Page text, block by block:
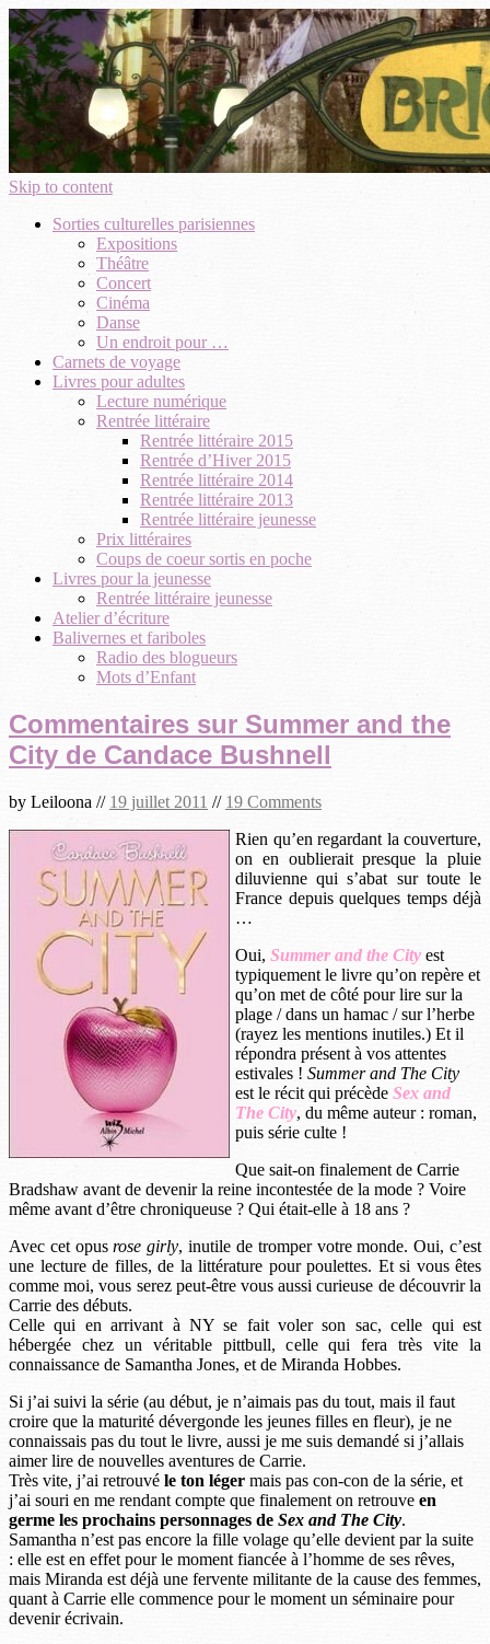
Skip to content
Sorties culturelles parisiennes
Expositions
Théâtre
Concert
Cinéma
Danse
Un endroit pour …
Carnets de voyage
Livres pour adultes
Lecture numérique
Rentrée littéraire
Rentrée littéraire 2015
Rentrée d’Hiver 2015
Rentrée littéraire 2014
Rentrée littéraire 2013
Rentrée littéraire jeunesse
Prix littéraires
Coups de coeur sortis en poche
Livres pour la jeunesse
Rentrée littéraire jeunesse
Atelier d’écriture
Balivernes et fariboles
Radio des blogueurs
Mots d’Enfant
Commentaires sur Summer and the
City de Candace Bushnell
by Leiloona // 19 juillet 2011 // 19 Comments
Rien qu’en regardant la couverture,
on en oublierait presque la pluie
diluvienne qui s’abat sur toute le
France depuis quelques temps déjà
…
Oui, Summer and the City est
typiquement le livre qu’on repère et
qu’on met de côté pour lire sur la
plage / dans un hamac / sur l’herbe
(rayez les mentions inutiles.) Et il
répondra présent à vos attentes
estivales ! Summer and The City
est le récit qui précède Sex and
The City, du même auteur : roman,
puis série culte !
Que sait-on finalement de Carrie
Bradshaw avant de devenir la reine incontestée de la mode ? Voire
même avant d’être chroniqueuse ? Qui était-elle à 18 ans ?
Avec cet opusrose girly, inutile de tromper votre monde. Oui, c’est
une lecture de filles, de la littérature pour poulettes. Et si vous êtes
comme moi, vous serez peut-être vous aussi curieuse de découvrir la
Carrie des débuts.
Celle qui en arrivant à NY se fait voler son sac, celle qui est
hébergée chez un véritable pittbull, celle qui fera très vite la
connaissance de Samantha Jones, et de Miranda Hobbes.
Si j’ai suivi la série (au début, je n’aimais pas du tout, mais il faut
croire que la maturité dévergonde les jeunes filles en fleur), je ne
connaissais pas du tout le livre, aussi je me suis demandé si j’allais
aimer lire de nouvelles aventures de Carrie.
Très vite, j’ai retrouvé le ton léger mais pas con-con de la série, et
j’ai souri en me rendant compte que finalement on retrouve en
germe les prochains personnages de Sex and The City.
Samantha n’est pas encore la fille volage qu’elle devient par la suite
: elle est en effet pour le moment fiancée à l’homme de ses rêves,
mais Miranda est déjà une fervente militante de la cause des femmes,
quant à Carrie elle commence pour le moment un séminaire pour
devenir écrivain.